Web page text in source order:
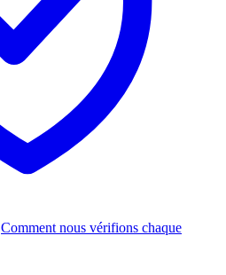
Comment nous vérifions chaque